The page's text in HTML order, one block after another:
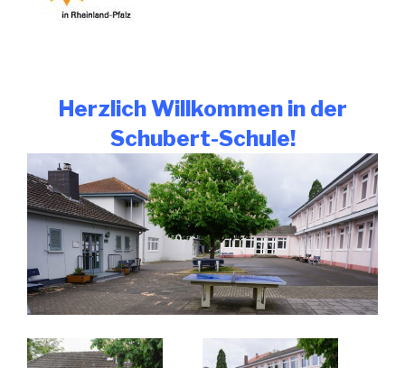
Herzlich Willkommen in der
Schubert-Schule!